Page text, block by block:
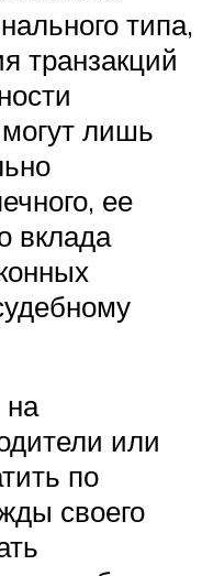
типа,
транзакций
лишь
ее
вклада
на
или
по
своего